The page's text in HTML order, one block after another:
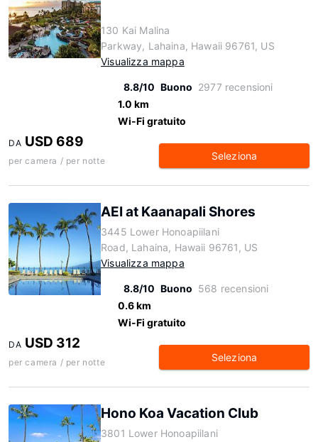
130 Kai Malina
Parkway, Lahaina, Hawaii 96761, US
Visualizza mappa
8.8/10 Buono 2977 recensioni
1.0 km
Wi-Fi gratuito
DA USD 689
per camera / per notte Seleziona
AEI at Kaanapali Shores
3445 Lower Honoapiilani
Road, Lahaina, Hawaii 96761, US
Visualizza mappa
8.8/10 Buono 568 recensioni
0.6 km
Wi-Fi gratuito
DA USD 312
per camera / per notte Seleziona
Hono Koa Vacation Club
3801 Lower Honoapiilani